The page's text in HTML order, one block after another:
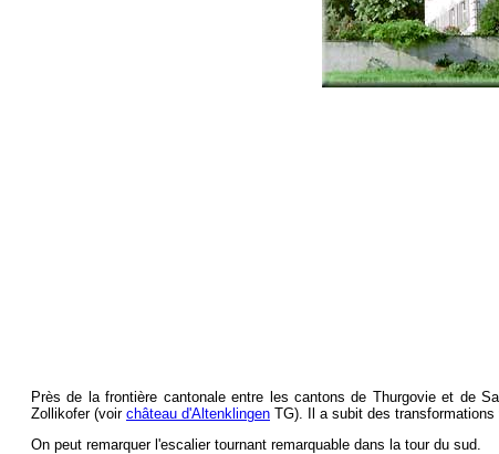
Près de la frontière cantonale entre les cantons de Thurgovie et de
Zollikofer (voir château d'Altenklingen TG). Il a subit des transformations
On peut remarquer l'escalier tournant remarquable dans la tour du sud.